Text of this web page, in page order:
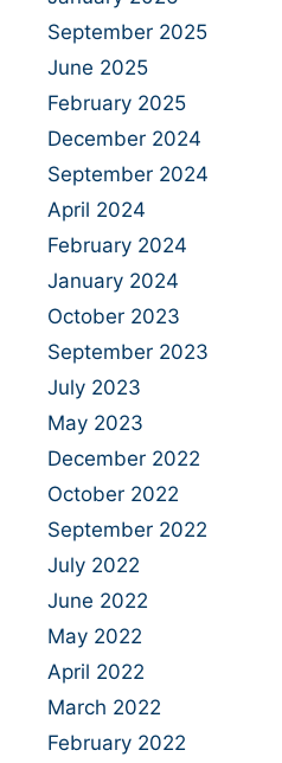
September 2025
June 2025
February 2025
December 2024
September 2024
April 2024
February 2024
January 2024
October 2023
September 2023
July 2023
May 2023
December 2022
October 2022
September 2022
July 2022
June 2022
May 2022
April 2022
March 2022
February 2022